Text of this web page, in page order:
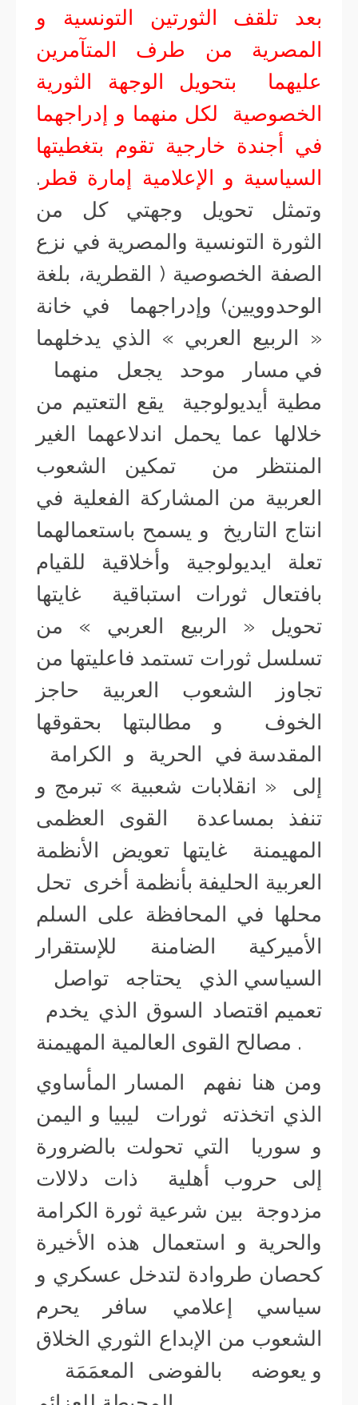
بعد تلقف الثورتين التونسية و
المصرية من طرف المتآمرين
عليهما بتحويل الوجهة الثورية
الخصوصية لكل منهما و إدراجهما
في أجندة خارجية تقوم بتغطيتها
السياسية و الإعلامية إمارة قطر .
وتمثل تحويل وجهتي كل من
الثورة التونسية والمصرية في نزع
الصفة الخصوصية ( القطرية، بلغة
الوحدوويين) وإدراجهما في خانة
« الربيع العربي » الذي يدخلهما
في مسار موحد يجعل منهما
مطية أيديولوجية يقع التعتيم من
خلالها عما يحمل اندلاعهما الغير
المنتظر من تمكين الشعوب
العربية من المشاركة الفعلية في
انتاج التاريخ و يسمح باستعمالهما
تعلة ايديولوجية وأخلاقية للقيام
بافتعال ثورات استباقية غايتها
تحويل « الربيع العربي » من
تسلسل ثورات تستمد فاعليتها من
تجاوز الشعوب العربية حاجز
الخوف و مطالبتها بحقوقها
المقدسة في الحرية و الكرامة
إلى « انقلابات شعبية » تبرمج و
تنفذ بمساعدة القوى العظمى
المهيمنة غايتها تعويض الأنظمة
العربية الحليفة بأنظمة أخرى تحل
محلها في المحافظة على السلم
الأميركية الضامنة للإستقرار
السياسي الذي يحتاجه تواصل
تعميم اقتصاد السوق الذي يخدم
مصالح القوى العالمية المهيمنة .
ومن هنا نفهم المسار المأساوي
الذي اتخذته ثورات ليبيا و اليمن
و سوريا التي تحولت بالضرورة
إلى حروب أهلية ذات دلالات
مزدوجة بين شرعية ثورة الكرامة
والحرية و استعمال هذه الأخيرة
كحصان طروادة لتدخل عسكري و
سياسي إعلامي سافر يحرم
الشعوب من الإبداع الثوري الخلاق
و يعوضه بالفوضى المعمَمَة